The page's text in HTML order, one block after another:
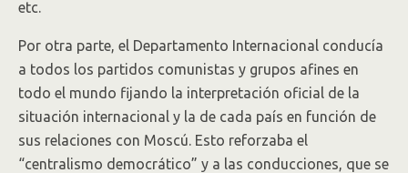
etc.
Por otra parte, el Departamento Internacional conducía
a todos los partidos comunistas y grupos afines en
todo el mundo fijando la interpretación oficial de la
situación internacional y la de cada país en función de
sus relaciones con Moscú. Esto reforzaba el
“centralismo democrático” y a las conducciones, que se